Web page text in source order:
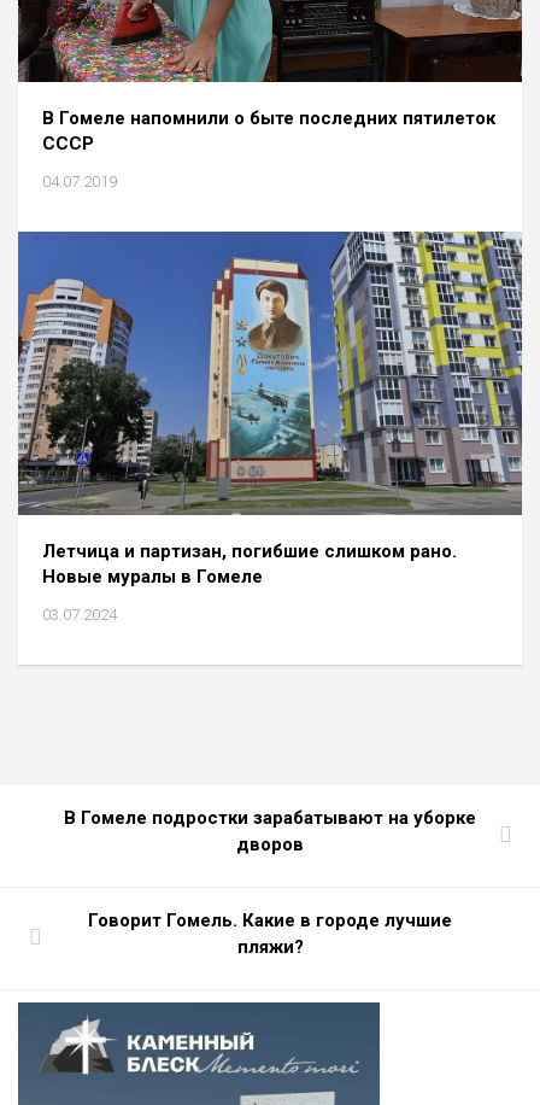
В Гомеле напомнили о быте последних пятилеток
СССР
04.07.2019
Летчица и партизан, погибшие слишком рано.
Новые муралы в Гомеле
03.07.2024
В Гомеле подростки зарабатывают на уборке
дворов
Говорит Гомель. Какие в городе лучшие
пляжи?